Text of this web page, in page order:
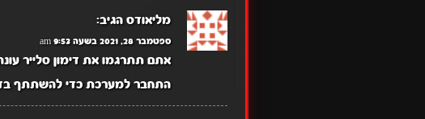
מליאודס הגיב:
ספטמבר 28, 2021 בשעה 9:53 am
אתם תתרגמו את דימון סלייר
התחבר למערכת כדי להשתתף